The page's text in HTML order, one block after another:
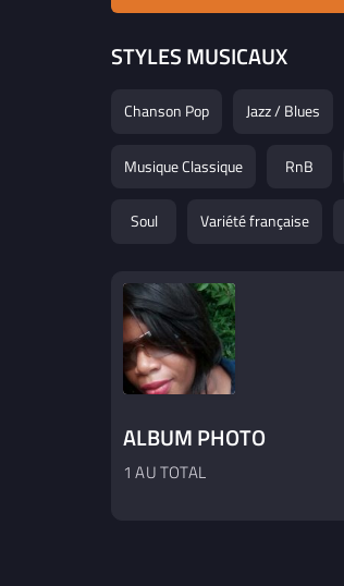
STYLES MUSICAUX
Chanson Pop Jazz / Blues
Musique Classique RnB
Soul Variété française
ALBUM PHOTO
1 AU TOTAL